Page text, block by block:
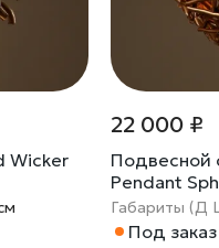
Wicker
22 000 ₽
Подвесной
Pendant
Габариты (Д
Под